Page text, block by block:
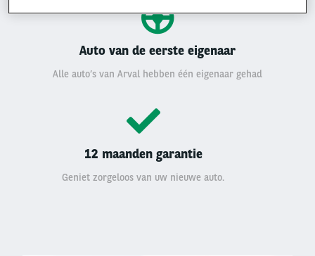
Auto van de eerste eigenaar
Alle auto’s van Arval hebben één eigenaar gehad
12 maanden garantie
Geniet zorgeloos van uw nieuwe auto.